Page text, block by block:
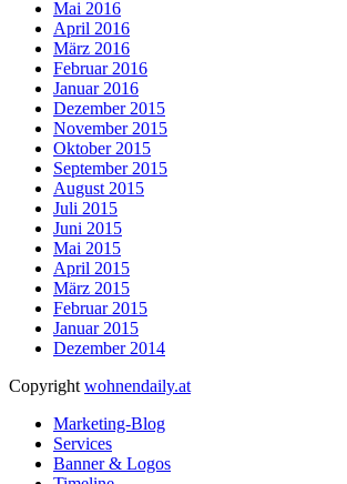
Mai 2016
April 2016
März 2016
Februar 2016
Januar 2016
Dezember 2015
November 2015
Oktober 2015
September 2015
August 2015
Juli 2015
Juni 2015
Mai 2015
April 2015
März 2015
Februar 2015
Januar 2015
Dezember 2014
Copyright wohnendaily.at
Marketing-Blog
Services
Banner & Logos